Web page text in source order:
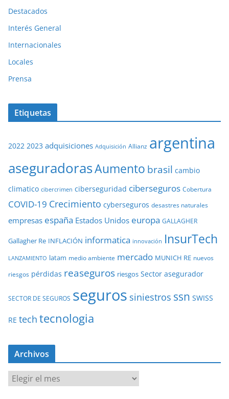
Destacados
Interés General
Internacionales
Locales
Prensa
Etiquetas
2022 2023 adquisiciones Adquisición Allianz argentina
aseguradorasAumento brasil cambio
climatico cibercrimen ciberseguridad ciberseguros Cobertura
COVID-19 Crecimiento cyberseguros desastres naturales
empresas españa Estados Unidos europa GALLAGHER
Gallagher Re INFLACIÓN informatica innovación InsurTech
LANZAMIENTO latam medio ambiente mercado MUNICH RE nuevos
riesgos pérdidas reaseguros riesgos Sector asegurador
SECTOR DE SEGUROS seguros siniestros ssn SWISS
RE tech tecnologia
Archivos
r